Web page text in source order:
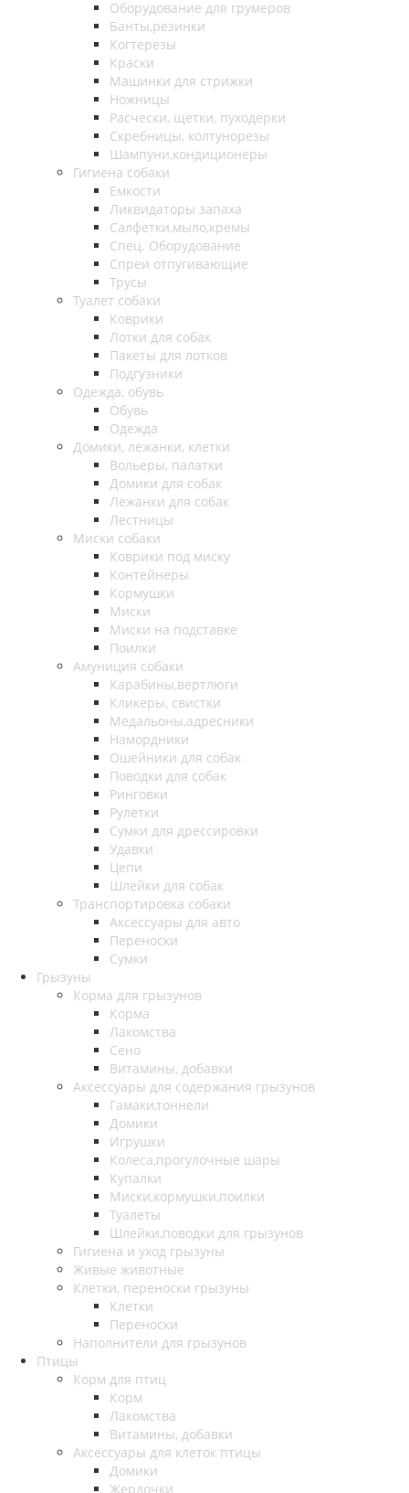
Оборудование для грумеров
Банты,резинки
Когтерезы
Краски
Машинки для стрижки
Ножницы
Расчески, щетки, пуходерки
Скребницы, колтунорезы
Шампуни,кондиционеры
Гигиена собаки
Емкости
Ликвидаторы запаха
Салфетки,мыло,кремы
Спец. Оборудование
Спреи отпугивающие
Трусы
Туалет собаки
Коврики
Лотки для собак
Пакеты для лотков
Подгузники
Одежда, обувь
Обувь
Одежда
Домики, лежанки, клетки
Вольеры, палатки
Домики для собак
Лежанки для собак
Лестницы
Миски собаки
Коврики под миску
Контейнеры
Кормушки
Миски
Миски на подставке
Поилки
Амуниция собаки
Карабины,вертлюги
Кликеры, свистки
Медальоны,адресники
Намордники
Ошейники для собак
Поводки для собак
Ринговки
Рулетки
Сумки для дрессировки
Удавки
Цепи
Шлейки для собак
Транспортировка собаки
Аксессуары для авто
Переноски
Сумки
Грызуны
Корма для грызунов
Корма
Лакомства
Сено
Витамины, добавки
Аксессуары для содержания грызунов
Гамаки,тоннели
Домики
Игрушки
Колеса,прогулочные шары
Купалки
Миски,кормушки,поилки
Туалеты
Шлейки,поводки для грызунов
Гигиена и уход грызуны
Живые животные
Клетки, переноски грызуны
Клетки
Переноски
Наполнители для грызунов
Птицы
Корм для птиц
Корм
Лакомства
Витамины, добавки
Аксессуары для клеток птицы
Домики
Жердочки